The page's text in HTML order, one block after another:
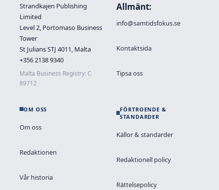
Strandkajen Publishing
Limited
Level 2, Portomaso Business
Tower
St Julians STJ 4011, Malta
+356 2138 9340
Malta Business Registry: C
89712
Allmänt:
info@samtidsfokus.se
Kontaktsida
Tipsa oss
OM OSS
Om oss
Redaktionen
Vår historia
FÖRTROENDE &
STANDARDER
Källor & standarder
Redaktionell policy
Rättelsepolicy